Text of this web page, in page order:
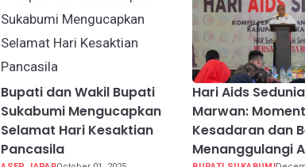
Bupati dan Wakil Bupati
Sukabumi Mengucapkan
Selamat Hari Kesaktian
Pancasila
Hari Aids
Marwan:
Kesadaran dan
Menanggulangi